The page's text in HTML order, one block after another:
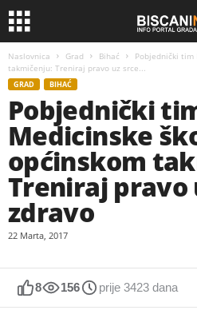
Naslovnica Grad Bihać
Pobjednički tim
takmičenju: Treniraj pravo uz srce...
GRAD BIHAĆ
Pobjednički
Medicinske
općinskom
Treniraj pravo
zdravo
22 Marta, 2017
8 156 prije 3423 dana